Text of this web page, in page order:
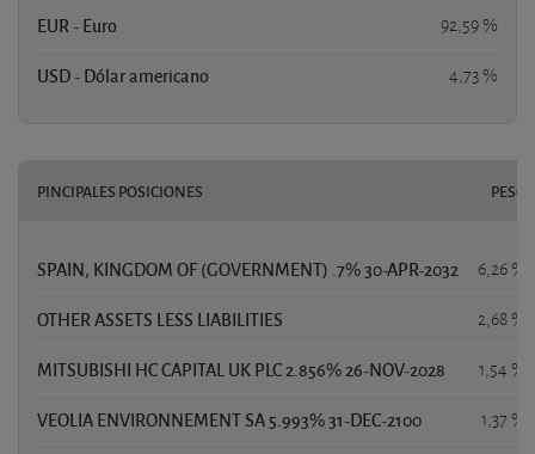
EUR - Euro 92,59 %
USD - Dólar americano 4,73 %
PINCIPALES POSICIONES PESO
SPAIN, KINGDOM OF (GOVERNMENT) .7% 30-APR-2032 6,26 %
OTHER ASSETS LESS LIABILITIES 2,68 %
MITSUBISHI HC CAPITAL UK PLC 2.856% 26-NOV-2028 1,54 %
VEOLIA ENVIRONNEMENT SA 5.993% 31-DEC-2100 1,37 %